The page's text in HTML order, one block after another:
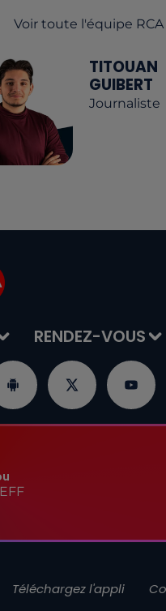
Voir toute l'équipe RCA
TITOUAN
GUIBERT
Journaliste
RENDEZ-VOUS
Téléchargez l'appli